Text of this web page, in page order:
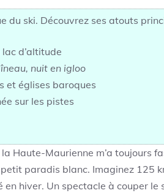
du ski. Découvrez ses atouts
d’altitude
nuit en igloo
et églises baroques
sur les pistes
Haute-Maurienne m’a toujours
paradis blanc. Imaginez 125
hiver. Un spectacle à couper le